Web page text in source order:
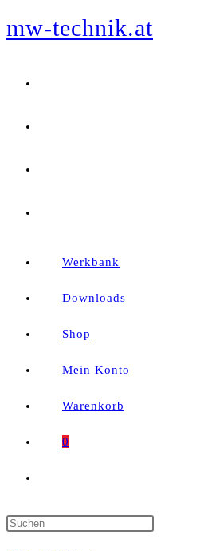
Zum
springen
mw-technik.at
Werkbank
Downloads
Shop
Mein Konto
Warenkorb
0
Suche